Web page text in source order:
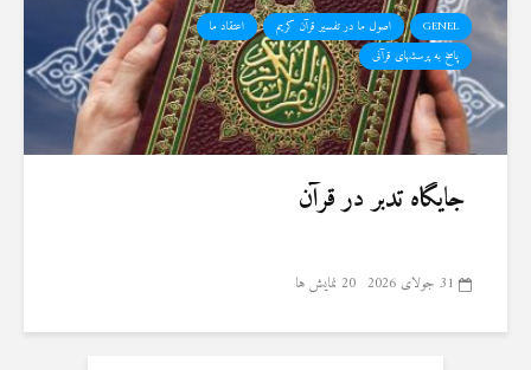
GENEL اصول ما در تفسیر قرآن کریم
اعتقاد ما
پاسخ به پرسشهای قرآنی
جایگاه تدبر در قرآن
31 جولای 2026 20 نمایش ها